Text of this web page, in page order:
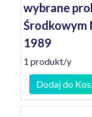
wybrane
Środkowym
1989
1 produkt/y
Dodaj do